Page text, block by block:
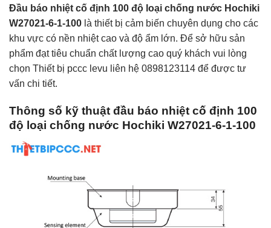
Đầu báo nhiệt cố định 100 độ loại chống nước Hochiki
W27021-6-1-100 là thiết bị cảm biến chuyên dụng cho các
khu vực có nền nhiệt cao và độ ẩm lớn. Để sở hữu sản
phẩm đạt tiêu chuẩn chất lượng cao quý khách vui lòng
chọn Thiết bị pccc levu liên hệ 0898123114 để được tư
vấn chi tiết.
Thông số kỹ thuật đầu báo nhiệt cố định 100
độ loại chống nước Hochiki W27021-6-1-100